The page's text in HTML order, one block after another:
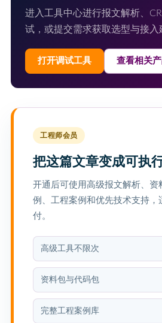
进入工具中心进行报文解析、
试，或提交需求获取选型与接入
打开调试工具 查看相关
工程师会员
把这篇文章变成可执
开通后可使用高级报文解析、资
例、工程案例和优先技术支持，
付。
高级工具不限次
资料包与代码包
完整工程案例库